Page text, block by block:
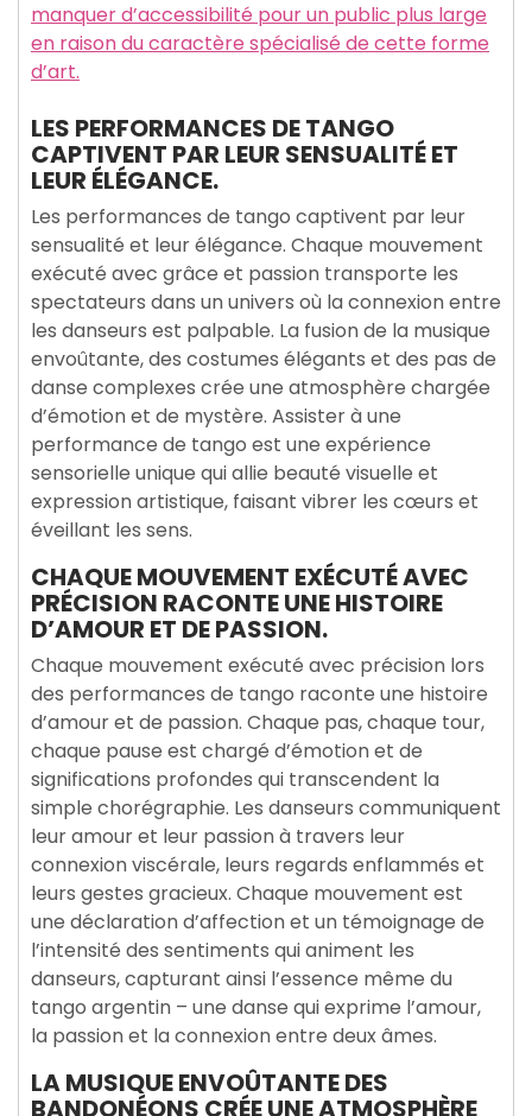
manquer d’accessibilité pour un public plus large
en raison du caractère spécialisé de cette forme
d’art.
LES PERFORMANCES DE TANGO
CAPTIVENT PAR LEUR SENSUALITÉ ET
LEUR ÉLÉGANCE.
Les performances de tango captivent par leur
sensualité et leur élégance. Chaque mouvement
exécuté avec grâce et passion transporte les
spectateurs dans un univers où la connexion entre
les danseurs est palpable. La fusion de la musique
envoûtante, des costumes élégants et des pas de
danse complexes crée une atmosphère chargée
d’émotion et de mystère. Assister à une
performance de tango est une expérience
sensorielle unique qui allie beauté visuelle et
expression artistique, faisant vibrer les cœurs et
éveillant les sens.
CHAQUE MOUVEMENT EXÉCUTÉ AVEC
PRÉCISION RACONTE UNE HISTOIRE
D’AMOUR ET DE PASSION.
Chaque mouvement exécuté avec précision lors
des performances de tango raconte une histoire
d’amour et de passion. Chaque pas, chaque tour,
chaque pause est chargé d’émotion et de
significations profondes qui transcendent la
simple chorégraphie. Les danseurs communiquent
leur amour et leur passion à travers leur
connexion viscérale, leurs regards enflammés et
leurs gestes gracieux. Chaque mouvement est
une déclaration d’affection et un témoignage de
l’intensité des sentiments qui animent les
danseurs, capturant ainsi l’essence même du
tango argentin – une danse qui exprime l’amour,
la passion et la connexion entre deux âmes.
LA MUSIQUE ENVOÛTANTE DES
BANDONÉONS CRÉE UNE ATMOSPHÈRE